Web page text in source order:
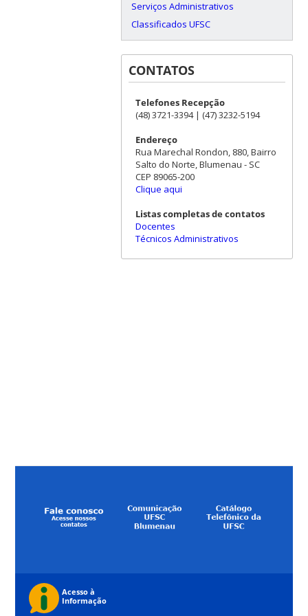
Serviços Administrativos
Classificados UFSC
CONTATOS
Telefones Recepção
(48) 3721-3394 | (47) 3232-5194
Endereço
Rua Marechal Rondon, 880, Bairro
Salto do Norte, Blumenau - SC
CEP 89065-200
Clique aqui
Listas completas de contatos
Docentes
Técnicos Administrativos